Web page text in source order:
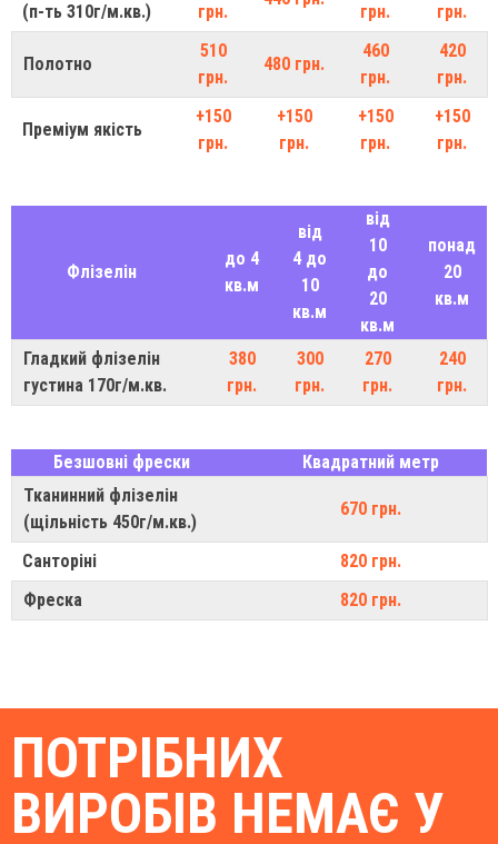
(п-ть 310г/м.кв.)
грн.
грн.
грн.
Полотно
510
грн.
480 грн.
460
грн.
420
грн.
Преміум якість
+150
грн.
+150
грн.
+150
грн.
+150
грн.
Флізелін
до 4
кв.м
від
4 до
10
кв.м
від
10
до
20
кв.м
понад
20
кв.м
Гладкий флізелін
густина 170г/м.кв.
380
грн.
300
грн.
270
грн.
240
грн.
Безшовні фрески
Квадратний метр
Тканинний флізелін
(щільність 450г/м.кв.)
670 грн.
Санторіні
820 грн.
Фреска
820 грн.
ПОТРІБНИХ
ВИРОБІВ НЕМАЄ У